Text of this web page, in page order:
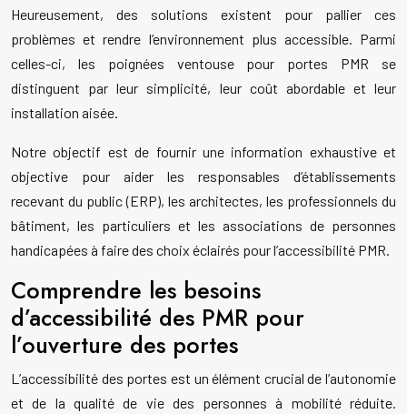
Heureusement, des solutions existent pour pallier ces
problèmes et rendre l’environnement plus accessible. Parmi
celles-ci, les poignées ventouse pour portes PMR se
distinguent par leur simplicité, leur coût abordable et leur
installation aisée.
Notre objectif est de fournir une information exhaustive et
objective pour aider les responsables d’établissements
recevant du public (ERP), les architectes, les professionnels du
bâtiment, les particuliers et les associations de personnes
handicapées à faire des choix éclairés pour l’accessibilité PMR.
Comprendre les besoins
d’accessibilité des PMR pour
l’ouverture des portes
L’accessibilité des portes est un élément crucial de l’autonomie
et de la qualité de vie des personnes à mobilité réduite.